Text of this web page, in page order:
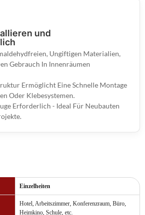
und
Ungiftigen Materialien,
Gebrauch In Innenräumen
Ermöglicht Eine Schnelle Montage
Oder Klebesystemen.
Erforderlich - Ideal Für Neubauten
Einzelheiten
Hotel, Arbeitszimmer, Konferenzraum, Büro,
Heimkino, Schule, etc.